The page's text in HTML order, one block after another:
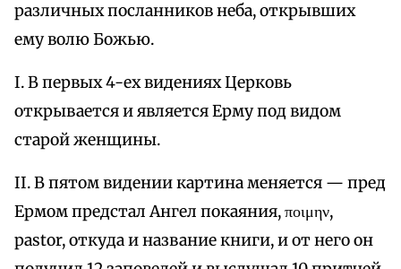
различных посланников неба, открывших
ему волю Божью.
I. В первых 4-ех видениях Церковь
открывается и является Ерму под видом
старой женщины.
II. В пятом видении картина меняется — пред
Ермом предстал Ангел покаяния, ποιμην,
pastor, откуда и название книги, и от него он